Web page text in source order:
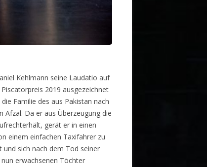
Kehlmann seine Laudatio auf
2019 ausgezeichnet
Familie des aus Pakistan nach
Afzal. Da er aus Überzeugung die
gerät er in einen
einem einfachen Taxifahrer zu
sich nach dem Tod seiner
erwachsenen Töchter